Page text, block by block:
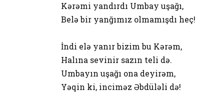
Kərəmi yandırdı Umbay uşağı,
Belə bir yanğımız olmamışdı heç!
İndi elə yanır bizim bu Kərəm,
Halına sevinir sazın teli də.
Umbayın uşağı ona deyirəm,
Yəqin ki, inciməz Əbdüləli də!